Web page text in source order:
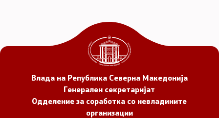
Влада на Република Северна Македонија
Генерален секретаријат
Одделение за соработка со невладините
организации